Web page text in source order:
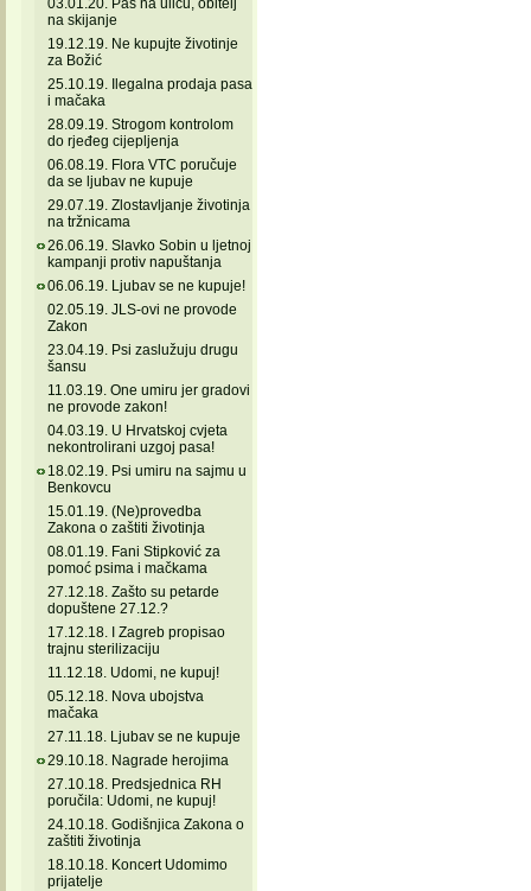
03.01.20. Pas na ulicu, obitelj
na skijanje
19.12.19. Ne kupujte životinje
za Božić
25.10.19. Ilegalna prodaja pasa
i mačaka
28.09.19. Strogom kontrolom
do rjeđeg cijepljenja
06.08.19. Flora VTC poručuje
da se ljubav ne kupuje
29.07.19. Zlostavljanje životinja
na tržnicama
26.06.19. Slavko Sobin u ljetnoj
kampanji protiv napuštanja
06.06.19. Ljubav se ne kupuje!
02.05.19. JLS-ovi ne provode
Zakon
23.04.19. Psi zaslužuju drugu
šansu
11.03.19. One umiru jer gradovi
ne provode zakon!
04.03.19. U Hrvatskoj cvjeta
nekontrolirani uzgoj pasa!
18.02.19. Psi umiru na sajmu u
Benkovcu
15.01.19. (Ne)provedba
Zakona o zaštiti životinja
08.01.19. Fani Stipković za
pomoć psima i mačkama
27.12.18. Zašto su petarde
dopuštene 27.12.?
17.12.18. I Zagreb propisao
trajnu sterilizaciju
11.12.18. Udomi, ne kupuj!
05.12.18. Nova ubojstva
mačaka
27.11.18. Ljubav se ne kupuje
29.10.18. Nagrade herojima
27.10.18. Predsjednica RH
poručila: Udomi, ne kupuj!
24.10.18. Godišnjica Zakona o
zaštiti životinja
18.10.18. Koncert Udomimo
prijatelje